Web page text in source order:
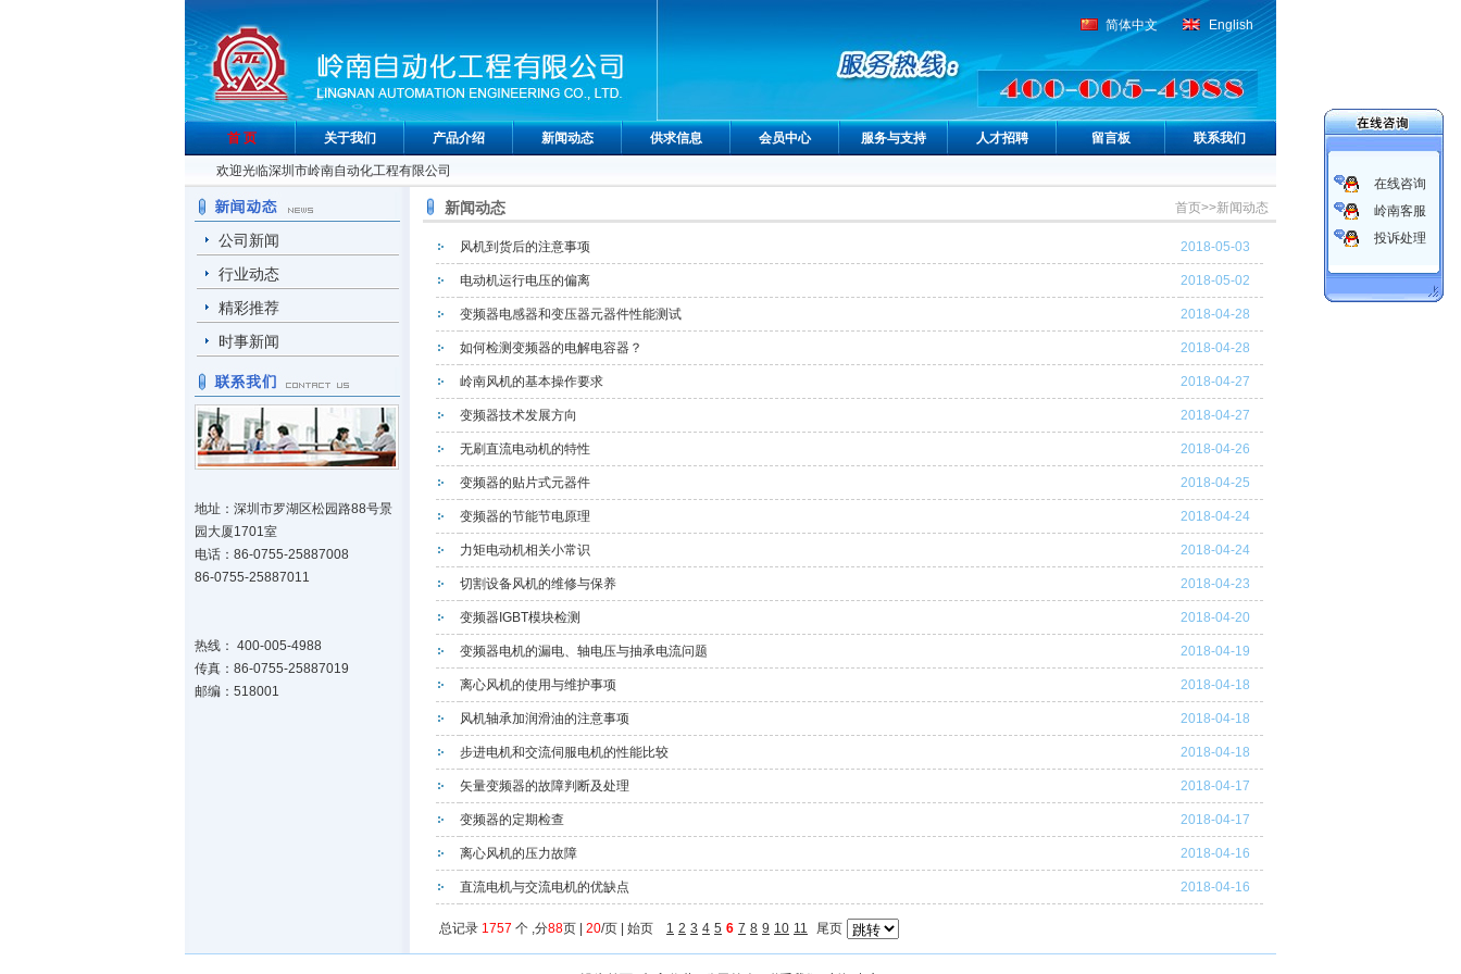
简体中文 English
首 页 关于我们 产品介绍 新闻动态 供求信息 会员中心 服务与支持 人才招聘 留言板 联系我们
欢迎光临深圳市岭南自动化工程有限公司
在线咨询
岭南客服
投诉处理
公司新闻
行业动态
精彩推荐
时事新闻
地址：深圳市罗湖区松园路88号景
园大厦1701室
电话：86-0755-25887008
86-0755-25887011
热线： 400-005-4988
传真：86-0755-25887019
邮编：518001
新闻动态 首页>>新闻动态
风机到货后的注意事项 2018-05-03
电动机运行电压的偏离 2018-05-02
变频器电感器和变压器元器件性能测试 2018-04-28
如何检测变频器的电解电容器？ 2018-04-28
岭南风机的基本操作要求 2018-04-27
变频器技术发展方向 2018-04-27
无刷直流电动机的特性 2018-04-26
变频器的贴片式元器件 2018-04-25
变频器的节能节电原理 2018-04-24
力矩电动机相关小常识 2018-04-24
切割设备风机的维修与保养 2018-04-23
变频器IGBT模块检测 2018-04-20
变频器电机的漏电、轴电压与抽承电流问题 2018-04-19
离心风机的使用与维护事项 2018-04-18
风机轴承加润滑油的注意事项 2018-04-18
步进电机和交流伺服电机的性能比较 2018-04-18
矢量变频器的故障判断及处理 2018-04-17
变频器的定期检查 2018-04-17
离心风机的压力故障 2018-04-16
直流电机与交流电机的优缺点 2018-04-16
总记录 1757 个 ,分88页 | 20/页 | 始页 1 2 3 4 5 6 7 8 9 10 11 尾页